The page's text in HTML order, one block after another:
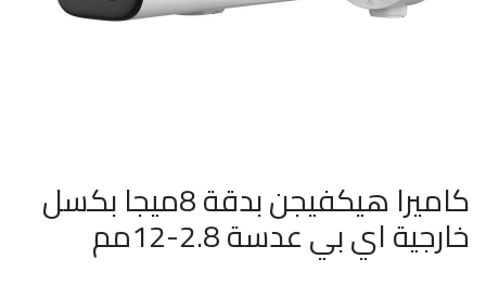
كاميرا هيكفيجن بدقة 8ميجا بكسل
خارجية اي بي عدسة 2.8-12مم